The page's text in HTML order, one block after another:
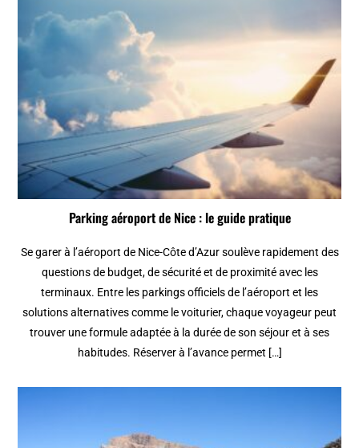
Parking aéroport de Nice : le guide pratique
Se garer à l’aéroport de Nice-Côte d’Azur soulève rapidement des
questions de budget, de sécurité et de proximité avec les
terminaux. Entre les parkings officiels de l’aéroport et les
solutions alternatives comme le voiturier, chaque voyageur peut
trouver une formule adaptée à la durée de son séjour et à ses
habitudes. Réserver à l’avance permet […]